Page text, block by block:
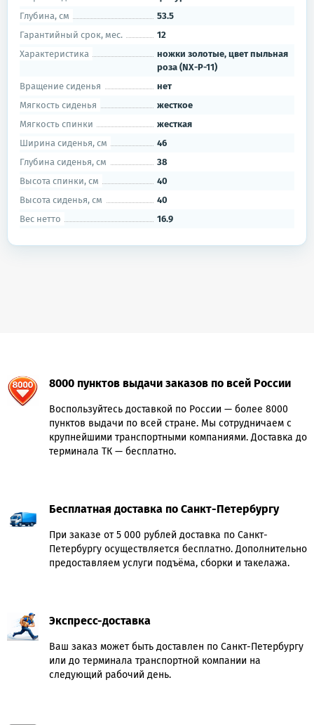
Глубина, см
53.5
Гарантийный срок, мес.
12
Характеристика
ножки золотые, цвет пыльная
роза (NX-P-11)
Вращение сиденья
нет
Мягкость сиденья
жесткое
Мягкость спинки
жесткая
Ширина сиденья, см
46
Глубина сиденья, см
38
Высота спинки, см
40
Высота сиденья, см
40
Вес нетто
16.9
8000 пунктов выдачи заказов по всей России
Воспользуйтесь доставкой по России — более 8000
пунктов выдачи по всей стране. Мы сотрудничаем с
крупнейшими транспортными компаниями. Доставка до
терминала ТК — бесплатно.
Бесплатная доставка по Санкт-Петербургу
При заказе от 5 000 рублей доставка по Санкт-
Петербургу осуществляется бесплатно. Дополнительно
предоставляем услуги подъёма, сборки и такелажа.
Экспресс-доставка
Ваш заказ может быть доставлен по Санкт-Петербургу
или до терминала транспортной компании на
следующий рабочий день.